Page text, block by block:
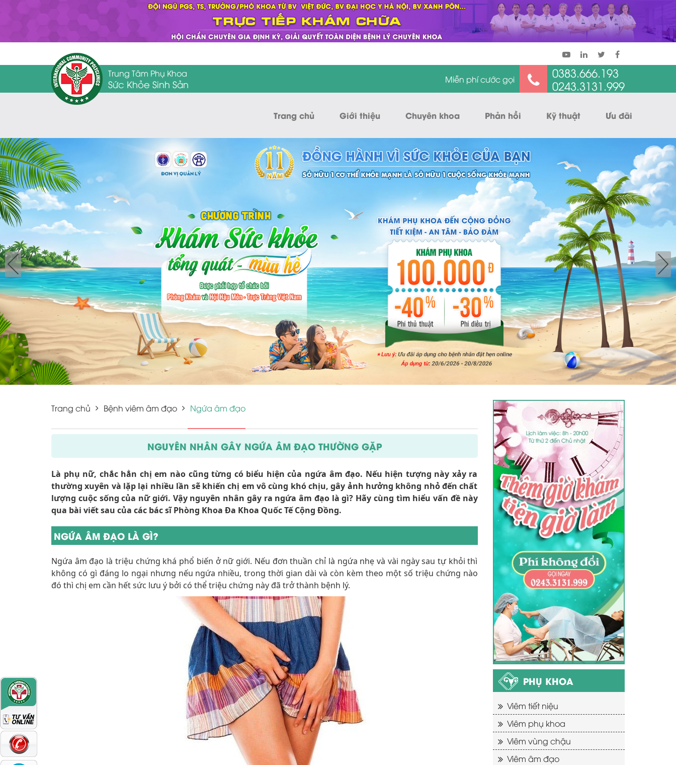
Trung Tâm Phụ Khoa
Sức Khỏe Sinh Sản Miễn phí cước gọi
0383.666.193
0243.3131.999
Trang chủ Giới thiệu Chuyên khoa Phản hồi Kỹ thuật Ưu đãi
Trang chủ Bệnh viêm âm đạo Ngứa âm đạo
NGUYÊN NHÂN GÂY NGỨA ÂM ĐẠO THƯỜNG GẶP
Là phụ nữ, chắc hẳn chị em nào cũng từng có biểu hiện của ngứa âm đạo. Nếu hiện tượng này xảy ra
thường xuyên và lặp lại nhiều lần sẽ khiến chị em vô cùng khó chịu, gây ảnh hưởng không nhỏ đến chất
lượng cuộc sống của nữ giới. Vậy nguyên nhân gây ra ngứa âm đạo là gì? Hãy cùng tìm hiểu vấn đề này
qua bài viết sau của các bác sĩ Phòng Khoa Đa Khoa Quốc Tế Cộng Đồng.
NGỨA ÂM ĐẠO LÀ GÌ?
Ngứa âm đạo là triệu chứng khá phổ biến ở nữ giới. Nếu đơn thuần chỉ là ngứa nhẹ và vài ngày sau tự khỏi thì
không có gì đáng lo ngại nhưng nếu ngứa nhiều, trong thời gian dài và còn kèm theo một số triệu chứng nào
đó thì chị em cần hết sức lưu ý bởi có thể triệu chứng này đã trở thành bệnh lý.
PHỤ KHOA
Viêm tiết niệu
Viêm phụ khoa
Viêm vùng chậu
Viêm âm đạo